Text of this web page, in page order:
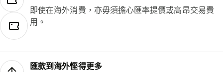
即使在海外消費，亦毋須擔心匯率提價或高昂交易費
用。
匯款到海外慳得更多